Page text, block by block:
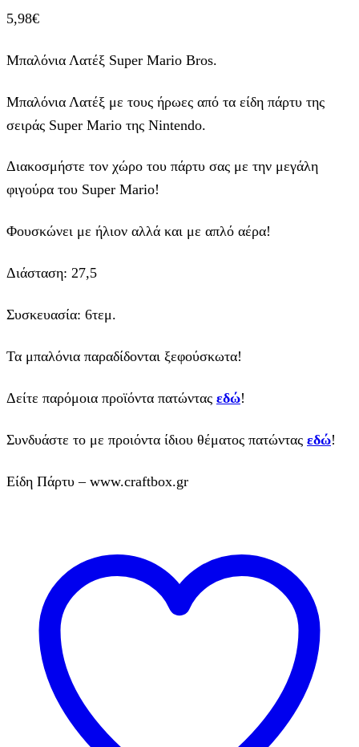
5,98€
Μπαλόνια Λατέξ Super Mario Bros.
Μπαλόνια Λατέξ με τους ήρωες από τα είδη πάρτυ της
σειράς Super Mario της Nintendo.
Διακοσμήστε τον χώρο του πάρτυ σας με την μεγάλη
φιγούρα του Super Mario!
Φουσκώνει με ήλιον αλλά και με απλό αέρα!
Διάσταση: 27,5
Συσκευασία: 6τεμ.
Τα μπαλόνια παραδίδονται ξεφούσκωτα!
Δείτε παρόμοια προϊόντα πατώντας εδώ!
Συνδυάστε το με προιόντα ίδιου θέματος πατώντας εδώ!
Είδη Πάρτυ – www.craftbox.gr